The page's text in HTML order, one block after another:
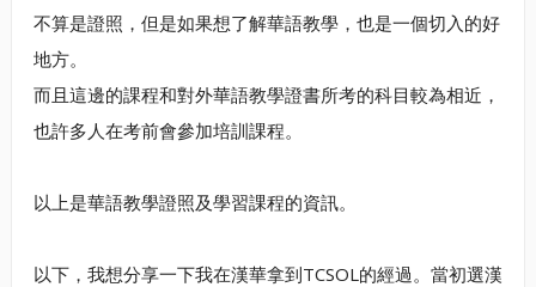
不算是證照，但是如果想了解華語教學，也是一個切入的好
地方。
而且這邊的課程和對外華語教學證書所考的科目較為相近，
也許多人在考前會參加培訓課程。
以上是華語教學證照及學習課程的資訊。
以下，我想分享一下我在漢華拿到TCSOL的經過。當初選漢